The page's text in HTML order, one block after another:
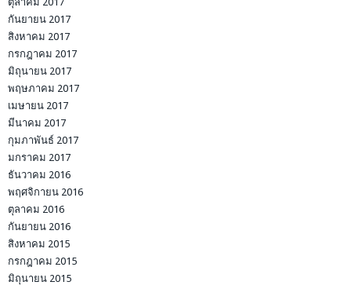
กันยายน 2017
สิงหาคม 2017
กรกฎาคม 2017
มิถุนายน 2017
พฤษภาคม 2017
เมษายน 2017
มีนาคม 2017
กุมภาพันธ์ 2017
มกราคม 2017
ธันวาคม 2016
พฤศจิกายน 2016
ตุลาคม 2016
กันยายน 2016
สิงหาคม 2015
กรกฎาคม 2015
มิถุนายน 2015